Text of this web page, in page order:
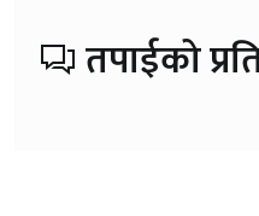
तपाईको